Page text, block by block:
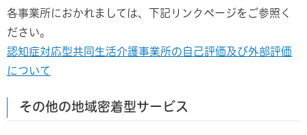
各事業所におかれましては、下記リンクページをご参照く
ださい。
認知症対応型共同生活介護事業所の自己評価及び外部評価
について
その他の地域密着型サービス